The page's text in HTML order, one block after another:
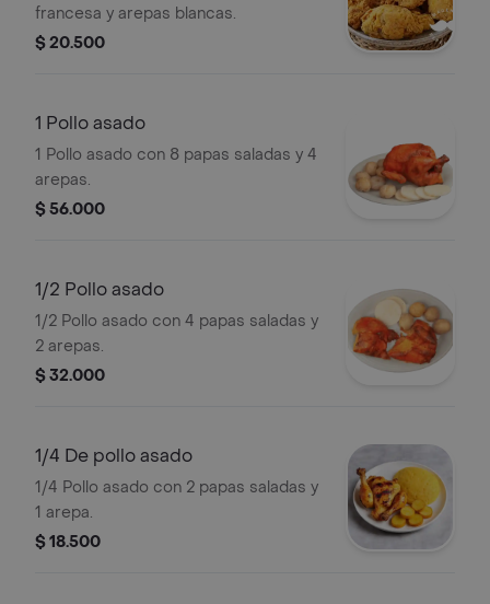
francesa y arepas blancas.
$ 20.500
1 Pollo asado
1 Pollo asado con 8 papas saladas y 4
arepas.
$ 56.000
1/2 Pollo asado
1/2 Pollo asado con 4 papas saladas y
2 arepas.
$ 32.000
1/4 De pollo asado
1/4 Pollo asado con 2 papas saladas y
1 arepa.
$ 18.500